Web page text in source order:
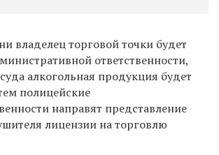
владелец торговой точки будет
ответственности,
алкогольная продукция будет
полицейские
направят представление
лицензии на торговлю